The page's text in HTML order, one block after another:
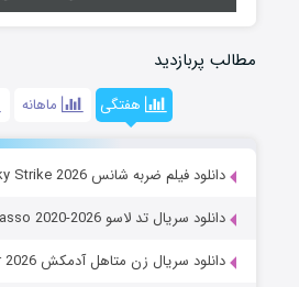
مطالب پربازدید
هفتگی ماهانه
دانلود فیلم ضربه شانس Lucky Strike 2026
دانلود سریال تد لاسو Ted Lasso 2020-2026
دانلود سریال زن متاهل آدمکش A Bona Fide Killer 2026